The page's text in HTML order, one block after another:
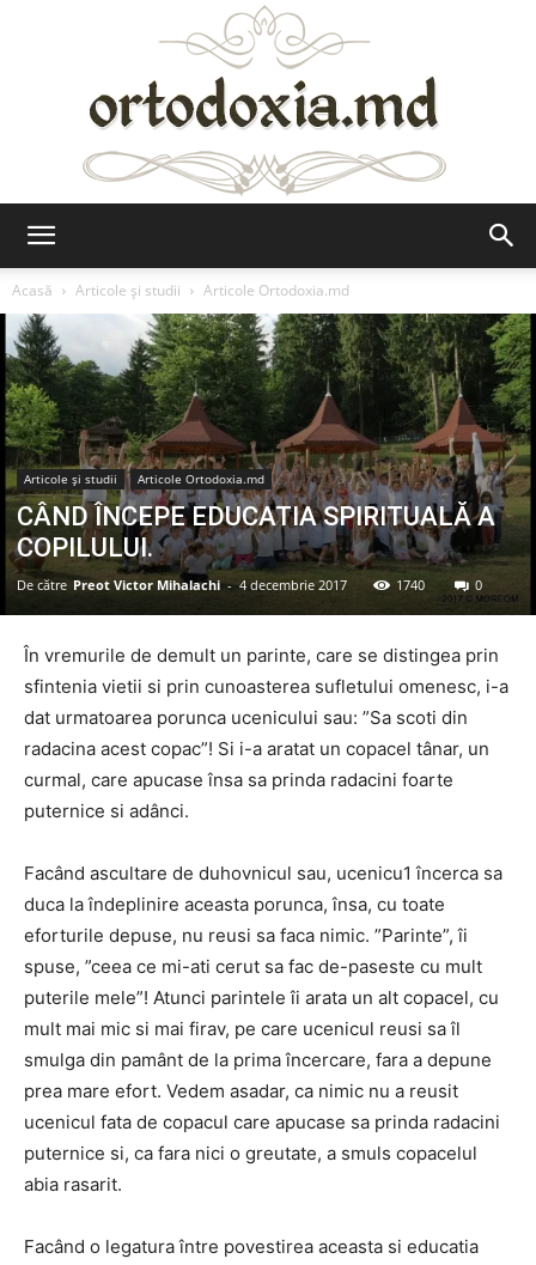
Acasă
Articole şi studii Articole Ortodoxia.md
Articole şi studii Articole Ortodoxia.md
CÂND ÎNCEPE EDUCATIA SPIRITUALĂ A
COPILULUI.
De către Preot Victor Mihalachi - 4 decembrie 2017 1740 0
În vremurile de demult un parinte, care se distingea prin
sfintenia vietii si prin cunoasterea sufletului omenesc, i-a
dat urmatoarea porunca ucenicului sau: ”Sa scoti din
radacina acest copac”! Si i-a aratat un copacel tânar, un
curmal, care apucase însa sa prinda radacini foarte
puternice si adânci.
Facând ascultare de duhovnicul sau, ucenicu1 încerca sa
duca la îndeplinire aceasta porunca, însa, cu toate
eforturile depuse, nu reusi sa faca nimic. ”Parinte”, îi
spuse, ”ceea ce mi-ati cerut sa fac de-paseste cu mult
puterile mele”! Atunci parintele îi arata un alt copacel, cu
mult mai mic si mai firav, pe care ucenicul reusi sa îl
smulga din pamânt de la prima încercare, fara a depune
prea mare efort. Vedem asadar, ca nimic nu a reusit
ucenicul fata de copacul care apucase sa prinda radacini
puternice si, ca fara nici o greutate, a smuls copacelul
abia rasarit.
Facând o legatura între povestirea aceasta si educatia